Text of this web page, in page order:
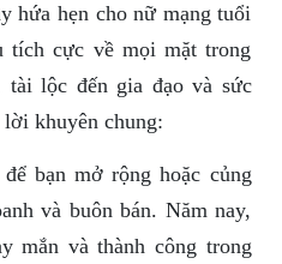
hứa hẹn cho nữ mạng tuổi
cực về mọi mặt trong
tài lộc đến gia đạo và sức
khuyên chung:
bạn mở rộng hoặc củng
và buôn bán. Năm nay,
mắn và thành công trong